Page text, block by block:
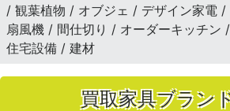
/ 観葉植物 / オブジェ / デザイン家電 /
扇風機 / 間仕切り / オーダーキッチン
住宅設備 / 建材
買取家具ブラン